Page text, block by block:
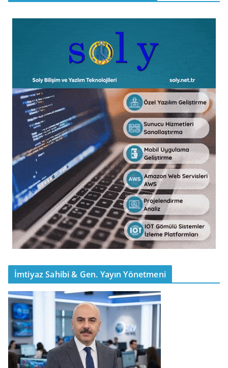
İmtiyaz Sahibi & Gen. Yayın Yönetmeni